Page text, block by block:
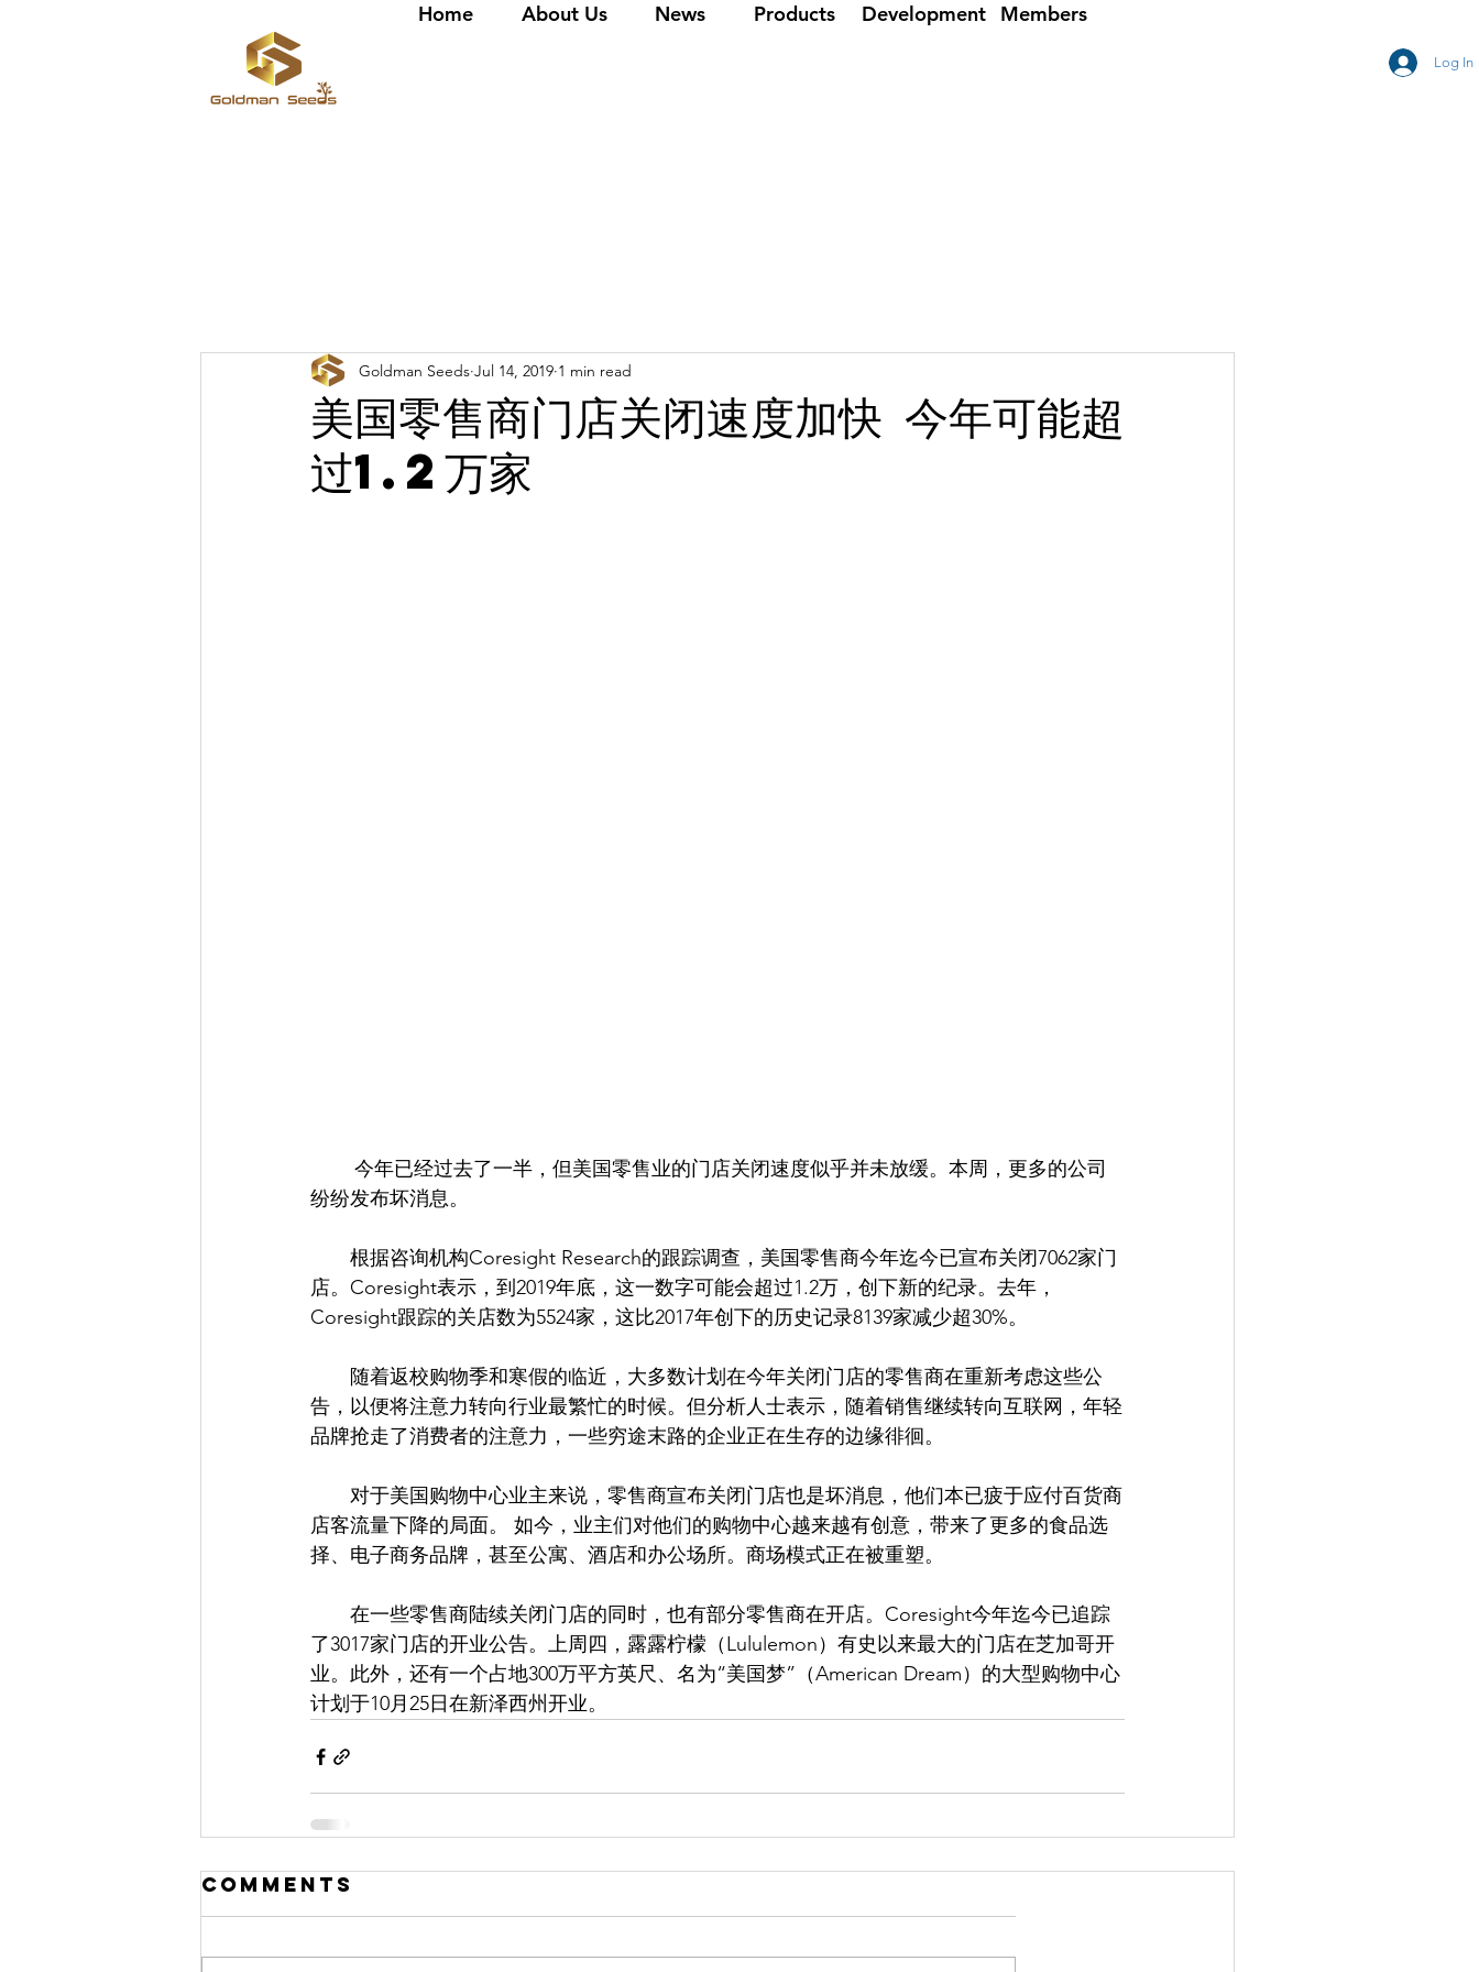
Home About Us News Products Development Members
Log In
美国零售商门店关闭速度加快 今年可能超
过1.2万家
Goldman Seeds Jul 14, 2019 1 min read
纷纷发布坏消息。
根据咨询机构Coresight Research的跟踪调查，美国零售商今年迄今已宣布关闭7062家门
店。Coresight表示，到2019年底，这一数字可能会超过1.2万，创下新的纪录。去年，
Coresight跟踪的关店数为5524家，这比2017年创下的历史记录8139家减少超30%。
随着返校购物季和寒假的临近，大多数计划在今年关闭门店的零售商在重新考虑这些公
告，以便将注意力转向行业最繁忙的时候。但分析人士表示，随着销售继续转向互联网，年轻
品牌抢走了消费者的注意力，一些穷途末路的企业正在生存的边缘徘徊。
对于美国购物中心业主来说，零售商宣布关闭门店也是坏消息，他们本已疲于应付百货商
店客流量下降的局面。 如今，业主们对他们的购物中心越来越有创意，带来了更多的食品选
择、电子商务品牌，甚至公寓、酒店和办公场所。商场模式正在被重塑。
在一些零售商陆续关闭门店的同时，也有部分零售商在开店。Coresight今年迄今已追踪
了3017家门店的开业公告。上周四，露露柠檬（Lululemon）有史以来最大的门店在芝加哥开
业。此外，还有一个占地300万平方英尺、名为“美国梦”（American Dream）的大型购物中心
计划于10月25日在新泽西州开业。
Comments